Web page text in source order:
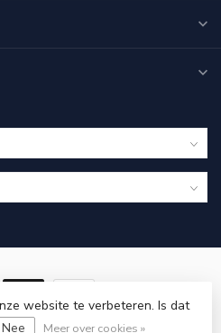
website te verbeteren. Is dat
Nee Meer over cookies »